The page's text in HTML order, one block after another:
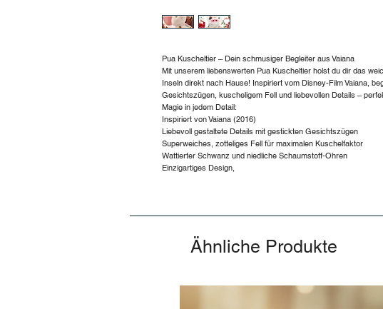
Pua Kuscheltier – Dein schmusiger Begleiter aus Vaiana
Mit unserem liebenswerten Pua Kuscheltier holst du dir das
Inseln direkt nach Hause! Inspiriert vom Disney-Film Vaiana,
Gesichtszügen, kuscheligem Fell und liebevollen Details –
Magie in jedem Detail:
Inspiriert von Vaiana (2016)
Liebevoll gestaltete Details mit gestickten Gesichtszügen
Superweiches, zotteliges Fell für maximalen Kuschelfaktor
Wattierter Schwanz und niedliche Schaumstoff-Ohren
Einzigartiges Design,
Ähnliche Produkte